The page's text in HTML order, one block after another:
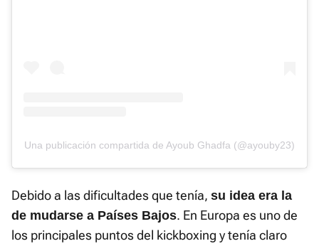
Una publicación compartida de Ayoub Ghadfa (@ayouby23)
Debido a las dificultades que tenía, su idea era la
de mudarse a Países Bajos. En Europa es uno de
los principales puntos del kickboxing y tenía claro